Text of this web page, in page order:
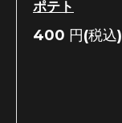
ポテト
400 円(税込)